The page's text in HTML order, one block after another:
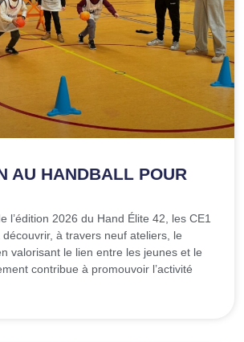
AU HANDBALL POUR
l’édition 2026 du Hand Élite 42, les CE1
à travers neuf ateliers, le
valorisant le lien entre les jeunes et le
contribue à promouvoir l’activité